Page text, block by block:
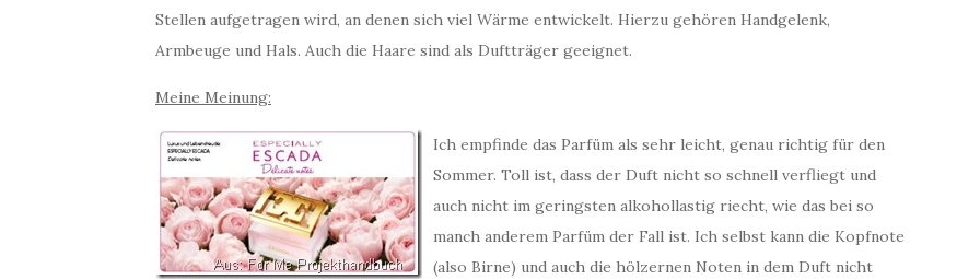
Stellen aufgetragen wird, an denen sich viel Wärme entwickelt. Hierzu gehören Handgelenk,
Armbeuge und Hals. Auch die Haare sind als Duftträger geeignet.
Meine Meinung:
Ich empfinde das Parfüm als sehr leicht, genau richtig für den
Sommer. Toll ist, dass der Duft nicht so schnell verfliegt und
auch nicht im geringsten alkohollastig riecht, wie das bei so
manch anderem Parfüm der Fall ist. Ich selbst kann die Kopfnote
(also Birne) und auch die hölzernen Noten in dem Duft nicht